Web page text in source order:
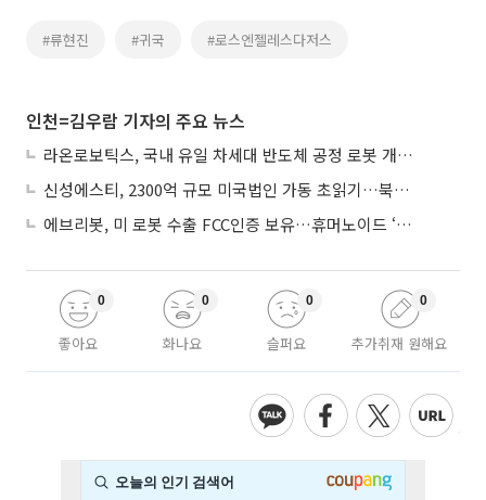
#류현진 #귀국 #로스엔젤레스다저스
인천=김우람 기자의 주요 뉴스
라온로보틱스, 국내 유일 차세대 반도체 공정 로봇 개발 ‘고객사 테스트 진행’
신성에스티, 2300억 규모 미국법인 가동 초읽기…북미 ESS 공략 본격화
에브리봇, 미 로봇 수출 FCC인증 보유…휴머노이드 ‘AI 두뇌’ 탑재 속도
좋아요
0
화나요
0
슬퍼요
0
추가취재 원해요
0